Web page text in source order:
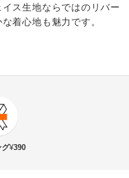
ス生地ならではのリバー
着心地も魅力です。
グ¥390